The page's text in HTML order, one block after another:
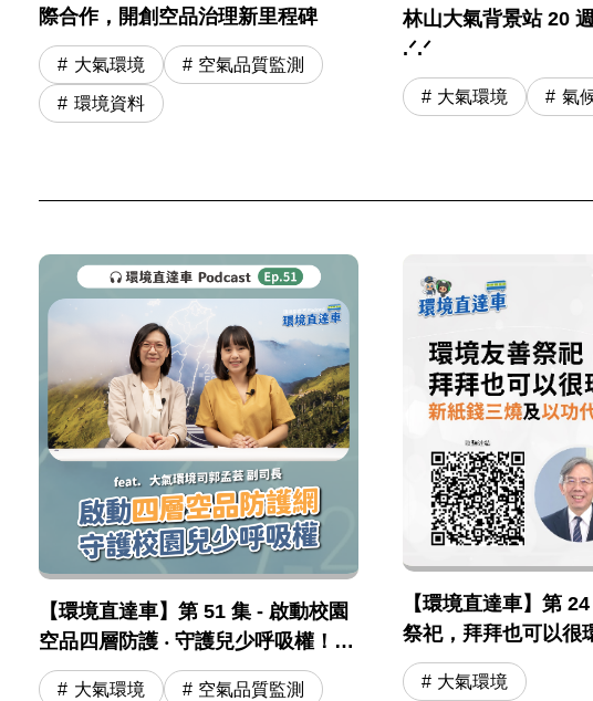
際合作，開創空品治理新里程碑
大氣環境 空氣品質監測
環境資料
林山大氣背景站 20
.ᐟ.ᐟ
大氣環境 氣
【環境直達車】第 51 集 - 啟動校園
空品四層防護 ‧ 守護兒少呼吸權！
feat. 大氣司 郭孟芸副司長
大氣環境 空氣品質監測
【環境直達車】第
祭祀，拜拜也可以很
三燒」及「以功代金」
大氣環境